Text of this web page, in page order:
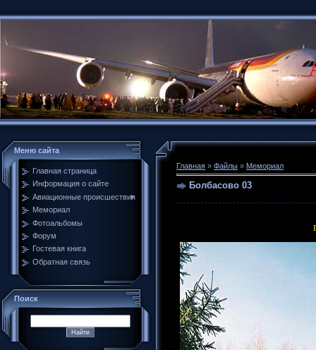
Меню сайта
Главная страница
Информация о сайте
Авиационные происшествия
Мемориал
Фотоальбомы
Форум
Гостевая книга
Обратная связь
Поиск
Главная » Файлы » Мемориал
Болбасово 03